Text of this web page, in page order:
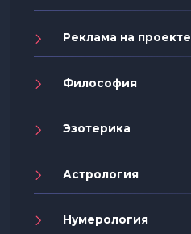
Реклама на проекте
Философия
Эзотерика
Астрология
Нумерология